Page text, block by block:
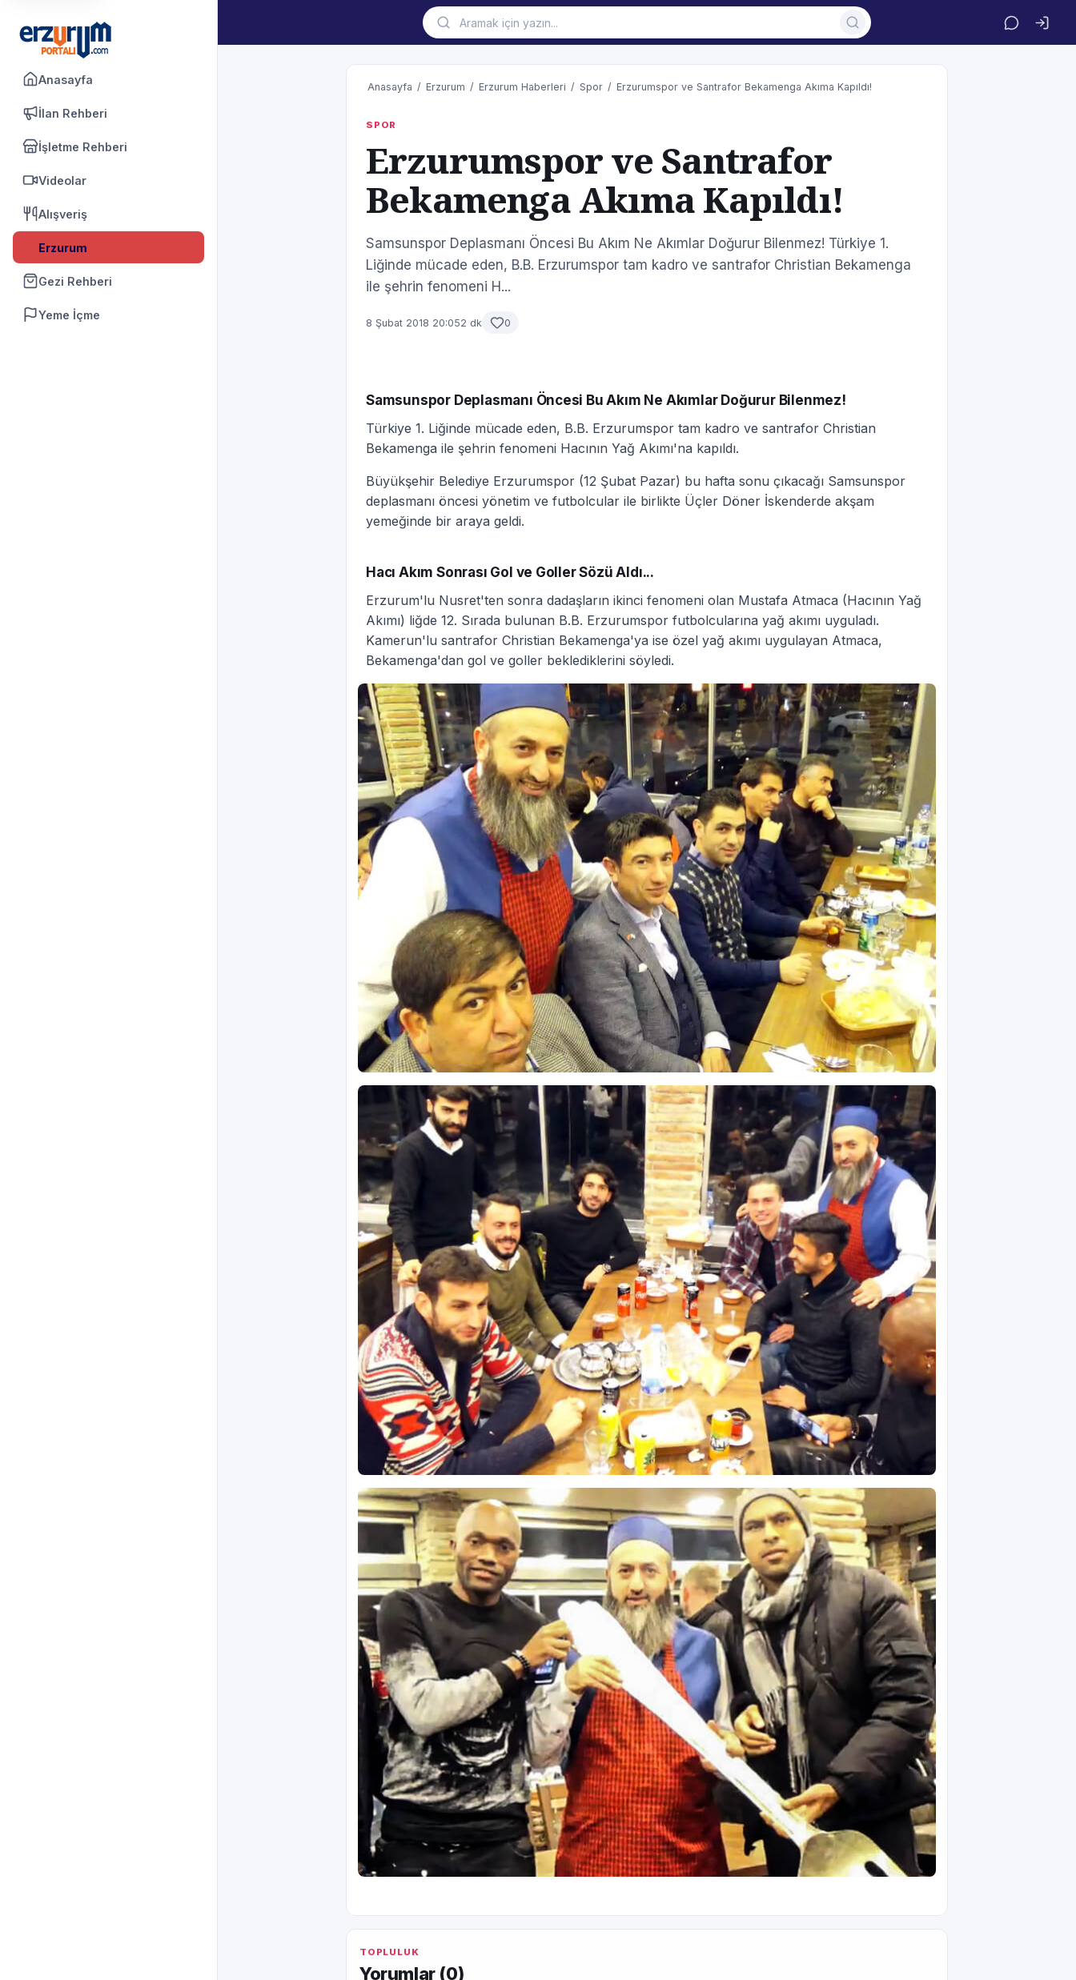
Anasayfa
İlan Rehberi
İşletme Rehberi
Videolar
Alışveriş
Erzurum
Gezi Rehberi
Yeme İçme
Anasayfa / Erzurum / Erzurum Haberleri / Spor / Erzurumspor ve Santrafor Bekamenga Akıma Kapıldı!
SPOR
Erzurumspor ve Santrafor
Bekamenga Akıma Kapıldı!
Samsunspor Deplasmanı Öncesi Bu Akım Ne Akımlar Doğurur Bilenmez! Türkiye 1.
Liğinde mücade eden, B.B. Erzurumspor tam kadro ve santrafor Christian Bekamenga
ile şehrin fenomeni H...
8 Şubat 2018 20:052 dk 0
Samsunspor Deplasmanı Öncesi Bu Akım Ne Akımlar Doğurur Bilenmez!
Türkiye 1. Liğinde mücade eden, B.B. Erzurumspor tam kadro ve santrafor Christian
Bekamenga ile şehrin fenomeni Hacının Yağ Akımı'na kapıldı.
Büyükşehir Belediye Erzurumspor (12 Şubat Pazar) bu hafta sonu çıkacağı Samsunspor
deplasmanı öncesi yönetim ve futbolcular ile birlikte Üçler Döner İskenderde akşam
yemeğinde bir araya geldi.
Hacı Akım Sonrası Gol ve Goller Sözü Aldı...
Erzurum'lu Nusret'ten sonra dadaşların ikinci fenomeni olan Mustafa Atmaca (Hacının Yağ
Akımı) liğde 12. Sırada bulunan B.B. Erzurumspor futbolcularına yağ akımı uyguladı.
Kamerun'lu santrafor Christian Bekamenga'ya ise özel yağ akımı uygulayan Atmaca,
Bekamenga'dan gol ve goller beklediklerini söyledi.
TOPLULUK
Yorumlar (0)